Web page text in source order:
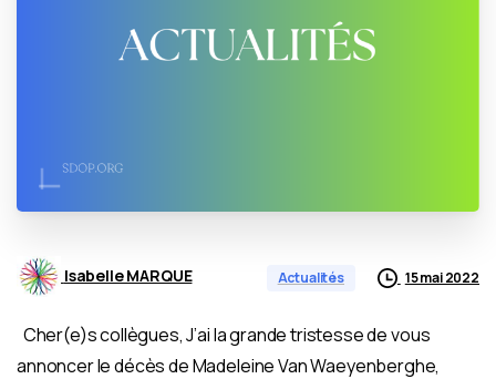
Isabelle MARQUE Actualités 15 mai 2022
Cher(e)s collègues, J’ai la grande tristesse de vous
annoncer le décès de Madeleine Van Waeyenberghe,